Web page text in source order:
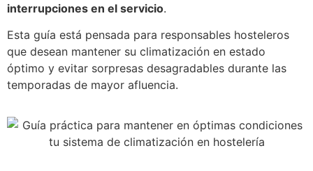
interrupciones en el servicio.
Esta guía está pensada para responsables hosteleros
que desean mantener su climatización en estado
óptimo y evitar sorpresas desagradables durante las
temporadas de mayor afluencia.